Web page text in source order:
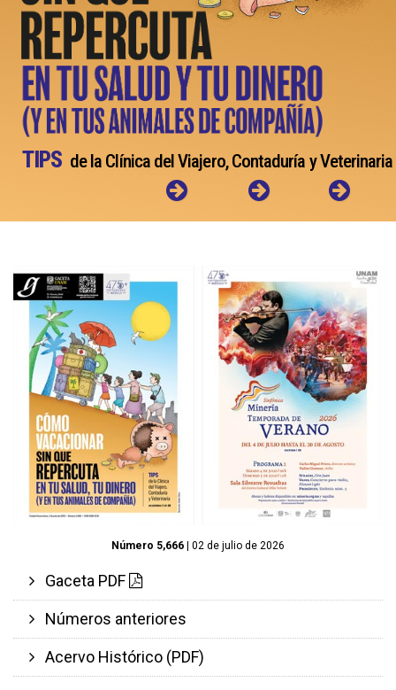
TIPS de la Clínica del Viajero, Contaduría y Veterinaria
Número 5,666 | 02 de julio de 2026
Gaceta PDF
Números anteriores
Acervo Histórico (PDF)